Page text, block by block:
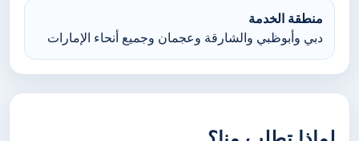
منطقة الخدمة
دبي وأبوظبي والشارقة وعجمان وجميع أنحاء الإمارات